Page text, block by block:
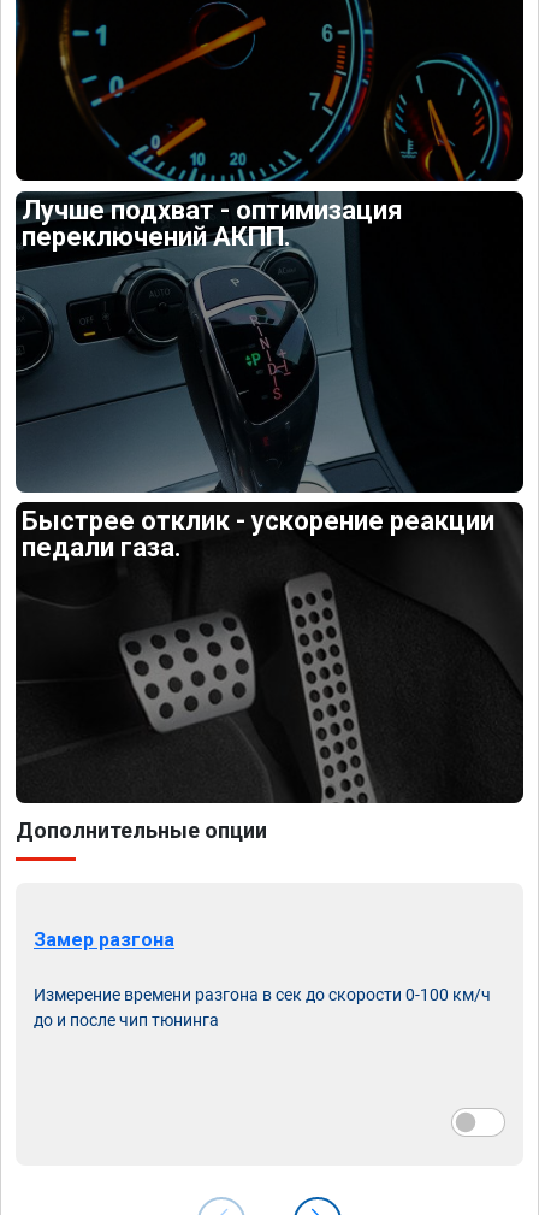
Лучше подхват - оптимизация
переключений АКПП.
Быстрее отклик - ускорение реакции
педали газа.
Дополнительные опции
Замер разгона
Измерение времени разгона в сек до скорости 0-100 км/ч
до и после чип тюнинга